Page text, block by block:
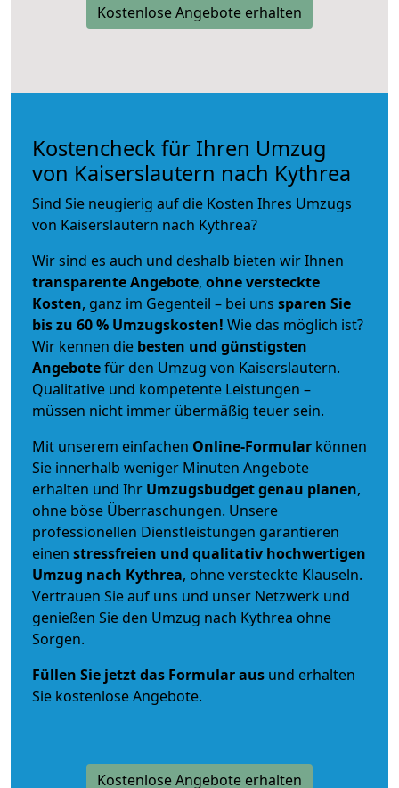
Kostenlose Angebote erhalten
Kostencheck für Ihren Umzug
von Kaiserslautern nach Kythrea
Sind Sie neugierig auf die Kosten Ihres Umzugs
von Kaiserslautern nach Kythrea?
Wir sind es auch und deshalb bieten wir Ihnen
transparente Angebote, ohne versteckte
Kosten, ganz im Gegenteil – bei uns sparen Sie
bis zu 60 % Umzugskosten! Wie das möglich ist?
Wir kennen die besten und günstigsten
Angebotefür den Umzug von Kaiserslautern.
Qualitative und kompetente Leistungen –
müssen nicht immer übermäßig teuer sein.
Mit unserem einfachen Online-Formular können
Sie innerhalb weniger Minuten Angebote
erhalten und Ihr Umzugsbudgetgenau planen,
ohne böse Überraschungen. Unsere
professionellen Dienstleistungen garantieren
einen stressfreien und qualitativ hochwertigen
Umzug nach Kythrea, ohne versteckte Klauseln.
Vertrauen Sie auf uns und unser Netzwerk und
genießen Sie den Umzug nach Kythrea ohne
Sorgen.
Füllen Sie jetzt das Formular aus und erhalten
Sie kostenlose Angebote.
Kostenlose Angebote erhalten